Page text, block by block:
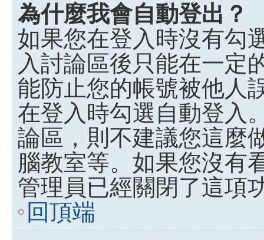
為什麼我會自動登出？
如果您在登入時沒有勾
入討論區後只能在一定
能防止您的帳號被他人
在登入時勾選自動登入
論區，則不建議您這麼
腦教室等。如果您沒有
管理員已經關閉了這項
回頂端